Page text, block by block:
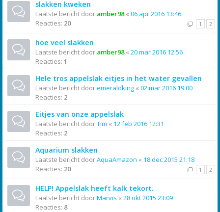
slakken kweken
Laatste bericht door amber98« 06 apr 2016 13:46
Reacties: 20 1 2
hoe veel slakken
Laatste bericht door amber98« 20 mar 2016 12:56
Reacties: 1
Hele tros appelslak eitjes in het water gevallen
Laatste bericht dooremeraldking « 02 mar 2016 19:00
Reacties: 2
Eitjes van onze appelslak
Laatste bericht doorTim « 12 feb 2016 12:31
Reacties: 2
Aquarium slakken
Laatste bericht doorAquaAmazon « 18 dec 2015 21:18
Reacties: 20 1 2
HELP! Appelslak heeft kalk tekort.
Laatste bericht doorMarvis « 28 okt 2015 23:09
Reacties: 8